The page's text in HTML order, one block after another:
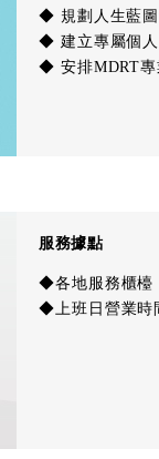
◆ 規劃人生藍
◆ 建立專屬個
◆ 安排MDRT專
服務據點
◆各地服務櫃檯
◆上班日營業時